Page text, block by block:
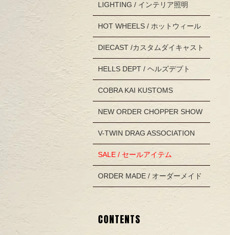
LIGHTING / インテリア照明
HOT WHEELS / ホットウィール
DIECAST /カスタムダイキャスト
HELLS DEPT / ヘルズデプト
COBRA KAI KUSTOMS
NEW ORDER CHOPPER SHOW
V-TWIN DRAG ASSOCIATION
SALE / セールアイテム
ORDER MADE / オーダーメイド
CONTENTS